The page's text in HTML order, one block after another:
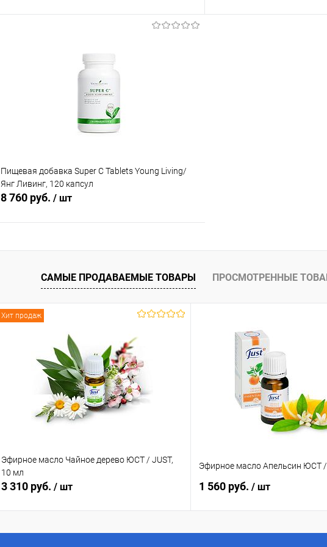
Пищевая добавка Super C Tablets Young Living/
Янг Ливинг, 120 капсул
8 760 руб. / шт
Купить в 1 клик Сравнение
САМЫЕ ПРОДАВАЕМЫЕ ТОВАРЫ ПРОСМОТРЕННЫЕ
Хит продаж
Эфирное масло Чайное дерево ЮСТ / JUST,
10 мл
3 310 руб. / шт
Эфирное масло Апельсин ЮСТ /
1 560 руб. / шт